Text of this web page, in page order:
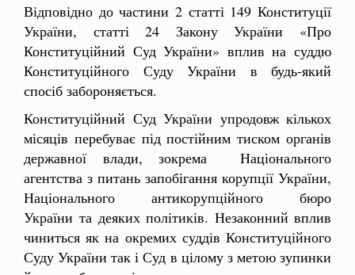
Відповідно до частини 2 статті 149 Конституції
України, статті 24 Закону України «Про
Конституційний Суд України» вплив на суддю
Конституційного Суду України в будь-який
спосіб забороняється.
Конституційний Суд України упродовж кількох
місяців перебуває під постійним тиском органів
державної влади, зокрема Національного
агентства з питань запобігання корупції України,
Національного антикорупційного бюро
України та деяких політиків. Незаконний вплив
чиниться як на окремих суддів Конституційного
Суду України так і Суд в цілому з метою зупинки